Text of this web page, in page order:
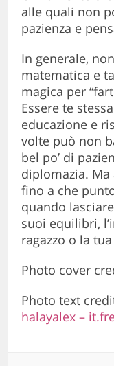
alle quali non
pazienza e
In generale,
matematica e
magica per
Essere te
educazione e
volte può non
bel po’ di
diplomazia.
fino a che
quando
suoi equilibri,
ragazzo o la
Photo cover
Photo text
halayalex –